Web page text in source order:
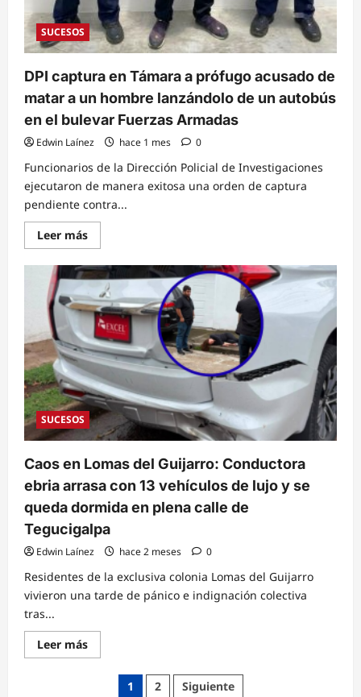
SUCESOS
DPI captura en Támara a prófugo acusado de
matar a un hombre lanzándolo de un autobús
en el bulevar Fuerzas Armadas
Edwin Laínez hace 1 mes 0
Funcionarios de la Dirección Policial de Investigaciones
ejecutaron de manera exitosa una orden de captura
pendiente contra...
Leer másRead
more
DPI
captura
en
Támara
a
prófugo
acusado
de
matar
a
un
hombre
lanzándolo
de
un
autobús
el
bulevar
Fuerzas
Armadas
SUCESOS
Caos en Lomas del Guijarro: Conductora
ebria arrasa con 13 vehículos de lujo y se
queda dormida en plena calle de
Tegucigalpa
Edwin Laínez hace 2 meses 0
Residentes de la exclusiva colonia Lomas del Guijarro
vivieron una tarde de pánico e indignación colectiva
tras...
Leer másRead
more
1 2 Siguiente